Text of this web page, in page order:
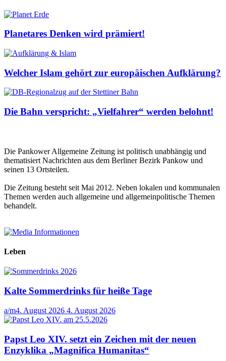
Planetares Denken wird prämiert!
Welcher Islam gehört zur europäischen Aufklärung?
Die Bahn verspricht: „Vielfahrer“ werden belohnt!
Die Pankower Allgemeine Zeitung ist politisch unabhängig und
thematisiert Nachrichten aus dem Berliner Bezirk Pankow und
seinen 13 Ortsteilen.
Die Zeitung besteht seit Mai 2012. Neben lokalen und kommunalen
Themen werden auch allgemeine und allgemeinpolitische Themen
behandelt.
Leben
Kalte Sommerdrinks für heiße Tage
a/m4. August 2026 4. August 2026
Papst Leo XIV. setzt ein Zeichen mit der neuen
Enzyklika „Magnifica Humanitas“